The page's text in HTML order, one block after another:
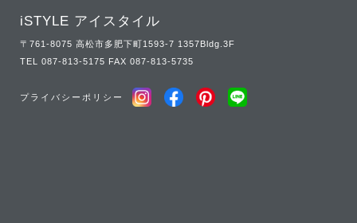
iSTYLE アイスタイル
〒761-8075 高松市多肥下町1593-7 1357Bldg.3F
TEL 087-813-5175 FAX 087-813-5735
プライバシーポリシー